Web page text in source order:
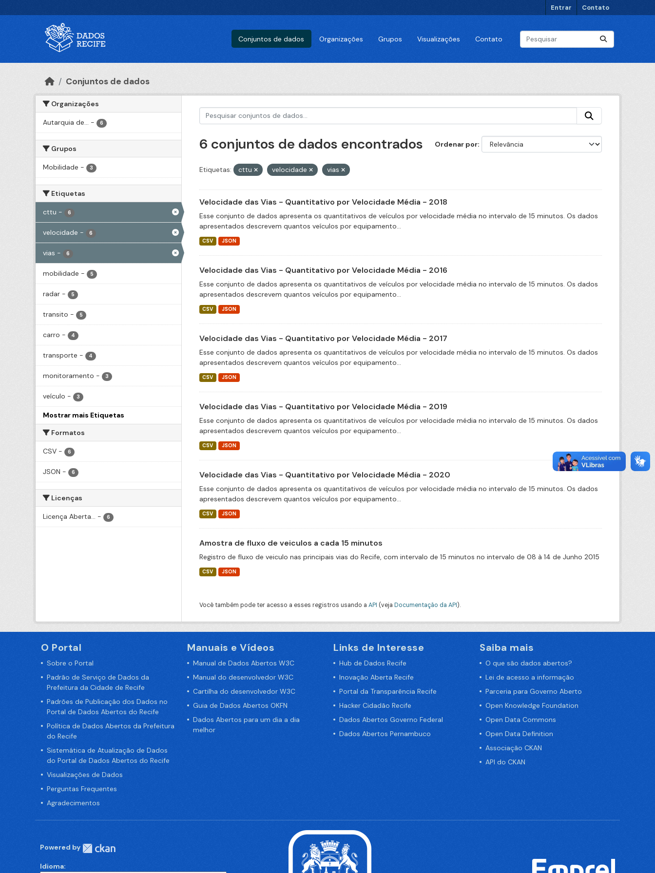
Entrar Contato
Conjuntos de dados Organizações Grupos Visualizações Contato
Conjuntos de dados
Organizações
Autarquia de... - 6
Grupos
Mobilidade - 3
Etiquetas
cttu - 6
velocidade - 6
vias - 6
mobilidade - 5
radar - 5
transito - 5
carro - 4
transporte - 4
monitoramento - 3
veículo - 3
Mostrar mais Etiquetas
Formatos
CSV - 6
JSON - 6
Licenças
Licença Aberta... - 6
Ordenar por
6 conjuntos de dados encontrados
Etiquetas: cttu velocidade vias
Velocidade das Vias - Quantitativo por Velocidade Média - 2018
Esse conjunto de dados apresenta os quantitativos de veículos por velocidade média no intervalo de 15 minutos. Os dados
apresentados descrevem quantos veículos por equipamento...
CSV JSON
Velocidade das Vias - Quantitativo por Velocidade Média - 2016
Esse conjunto de dados apresenta os quantitativos de veículos por velocidade média no intervalo de 15 minutos. Os dados
apresentados descrevem quantos veículos por equipamento...
CSV JSON
Velocidade das Vias - Quantitativo por Velocidade Média - 2017
Esse conjunto de dados apresenta os quantitativos de veículos por velocidade média no intervalo de 15 minutos. Os dados
apresentados descrevem quantos veículos por equipamento...
CSV JSON
Velocidade das Vias - Quantitativo por Velocidade Média - 2019
Esse conjunto de dados apresenta os quantitativos de veículos por velocidade média no intervalo de 15 minutos. Os dados
apresentados descrevem quantos veículos por equipamento...
CSV JSON
Velocidade das Vias - Quantitativo por Velocidade Média - 2020
Esse conjunto de dados apresenta os quantitativos de veículos por velocidade média no intervalo de 15 minutos. Os dados
apresentados descrevem quantos veículos por equipamento...
CSV JSON
Amostra de fluxo de veiculos a cada 15 minutos
Registro de fluxo de veiculo nas principais vias do Recife, com intervalo de 15 minutos no intervalo de 08 à 14 de Junho 2015
CSV JSON
Você também pode ter acesso a esses registros usando a API (veja Documentação da API).
O Portal
Sobre o Portal
Padrão de Serviço de Dados da
Prefeitura da Cidade de Recife
Padrões de Publicação dos Dados no
Portal de Dados Abertos do Recife
Política de Dados Abertos da Prefeitura
do Recife
Sistemática de Atualização de Dados
do Portal de Dados Abertos do Recife
Visualizações de Dados
Perguntas Frequentes
Agradecimentos
Manuais e Vídeos
Manual de Dados Abertos W3C
Manual do desenvolvedor W3C
Cartilha do desenvolvedor W3C
Guia de Dados Abertos OKFN
Dados Abertos para um dia a dia
melhor
Links de Interesse
Hub de Dados Recife
Inovação Aberta Recife
Portal da Transparência Recife
Hacker Cidadão Recife
Dados Abertos Governo Federal
Dados Abertos Pernambuco
Saiba mais
O que são dados abertos?
Lei de acesso a informação
Parceria para Governo Aberto
Open Knowledge Foundation
Open Data Commons
Open Data Definition
Associação CKAN
API do CKAN
Powered by
Idioma